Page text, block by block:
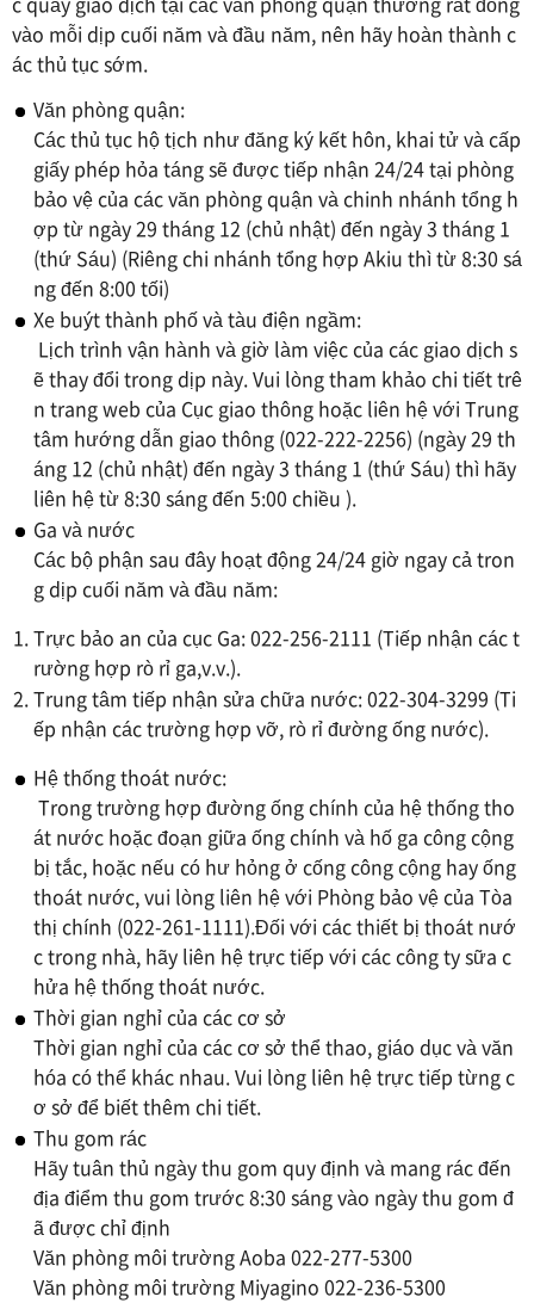
vào mỗi dịp cuối năm và đầu năm, nên hãy hoàn thành c
ác thủ tục sớm.
Văn phòng quận:
Các thủ tục hộ tịch như đăng ký kết hôn, khai tử và cấp
giấy phép hỏa táng sẽ được tiếp nhận 24/24 tại phòng
bảo vệ của các văn phòng quận và chinh nhánh tổng h
ợp từ ngày 29 tháng 12 (chủ nhật) đến ngày 3 tháng 1
(thứ Sáu) (Riêng chi nhánh tổng hợp Akiu thì từ 8:30 sá
ng đến 8:00 tối)
Xe buýt thành phố và tàu điện ngầm:
Lịch trình vận hành và giờ làm việc của các giao dịch s
ẽ thay đổi trong dịp này. Vui lòng tham khảo chi tiết trê
n trang web của Cục giao thông hoặc liên hệ với Trung
tâm hướng dẫn giao thông (022-222-2256) (ngày 29 th
áng 12 (chủ nhật) đến ngày 3 tháng 1 (thứ Sáu) thì hãy
liên hệ từ 8:30 sáng đến 5:00 chiều ).
Ga và nước
Các bộ phận sau đây hoạt động 24/24 giờ ngay cả tron
g dịp cuối năm và đầu năm:
Trực bảo an của cục Ga: 022-256-2111 (Tiếp nhận các t
rường hợp rò rỉ ga,v.v.).
Trung tâm tiếp nhận sửa chữa nước: 022-304-3299 (Ti
ếp nhận các trường hợp vỡ, rò rỉ đường ống nước).
Hệ thống thoát nước:
Trong trường hợp đường ống chính của hệ thống tho
át nước hoặc đoạn giữa ống chính và hố ga công cộng
bị tắc, hoặc nếu có hư hỏng ở cống công cộng hay ống
thoát nước, vui lòng liên hệ với Phòng bảo vệ của Tòa
thị chính (022-261-1111).Đối với các thiết bị thoát nướ
c trong nhà, hãy liên hệ trực tiếp với các công ty sữa c
hửa hệ thống thoát nước.
Thời gian nghỉ của các cơ sở
Thời gian nghỉ của các cơ sở thể thao, giáo dục và văn
hóa có thể khác nhau. Vui lòng liên hệ trực tiếp từng c
ơ sở để biết thêm chi tiết.
Thu gom rác
Hãy tuân thủ ngày thu gom quy định và mang rác đến
địa điểm thu gom trước 8:30 sáng vào ngày thu gom đ
ã được chỉ định
Văn phòng môi trường Aoba 022-277-5300
Văn phòng môi trường Miyagino 022-236-5300